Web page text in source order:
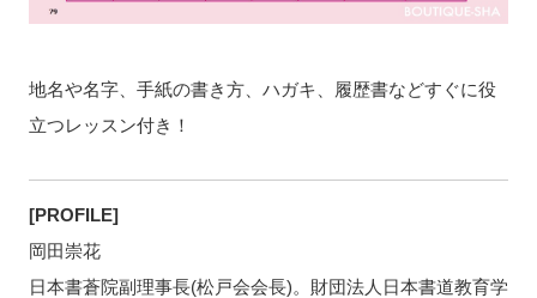
地名や名字、手紙の書き方、ハガキ、履歴書などすぐに役
立つレッスン付き！
[PROFILE]
岡田崇花
日本書蒼院副理事長(松戸会会長)。財団法人日本書道教育学